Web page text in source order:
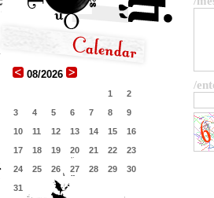
08/2026
1
2
3
4 5 6 7 8
9
10
11 12 13 14 15
16
17
18 19 20 21 22
23
24
25 26 27 28 29
30
31
/